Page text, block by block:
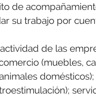
de
su trabajo por
de las
(muebles,